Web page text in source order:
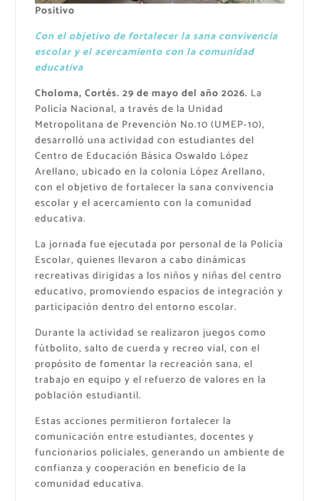
Positivo
Con el objetivo de fortalecer la sana convivencia
escolar y el acercamiento con la comunidad
educativa
Choloma, Cortés. 29 de mayo del año 2026. La
Policía Nacional, a través de la Unidad
Metropolitana de Prevención No.10 (UMEP-10),
desarrolló una actividad con estudiantes del
Centro de Educación Básica Oswaldo López
Arellano, ubicado en la colonia López Arellano,
con el objetivo de fortalecer la sana convivencia
escolar y el acercamiento con la comunidad
educativa.
La jornada fue ejecutada por personal de la Policía
Escolar, quienes llevaron a cabo dinámicas
recreativas dirigidas a los niños y niñas del centro
educativo, promoviendo espacios de integración y
participación dentro del entorno escolar.
Durante la actividad se realizaron juegos como
fútbolito, salto de cuerda y recreo vial, con el
propósito de fomentar la recreación sana, el
trabajo en equipo y el refuerzo de valores en la
población estudiantil.
Estas acciones permitieron fortalecer la
comunicación entre estudiantes, docentes y
funcionarios policiales, generando un ambiente de
confianza y cooperación en beneficio de la
comunidad educativa.